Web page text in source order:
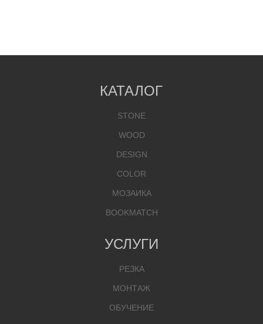
КАТАЛОГ
STONE
WOOD
DESIGN
COLOR
МОЗАИКА
BOOKMATCH
УСЛУГИ
РЕЗКА
МОНТАЖ
ОБУЧЕНИЕ